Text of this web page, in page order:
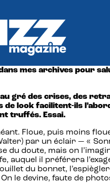
mes archives pour
gré des crises, des
look facilitent-ils
truffés. Essai.
Floue, puis moins
par un éclair — «
doute, mais on
auquel il préférera
du bonnet,
le devine, faute de